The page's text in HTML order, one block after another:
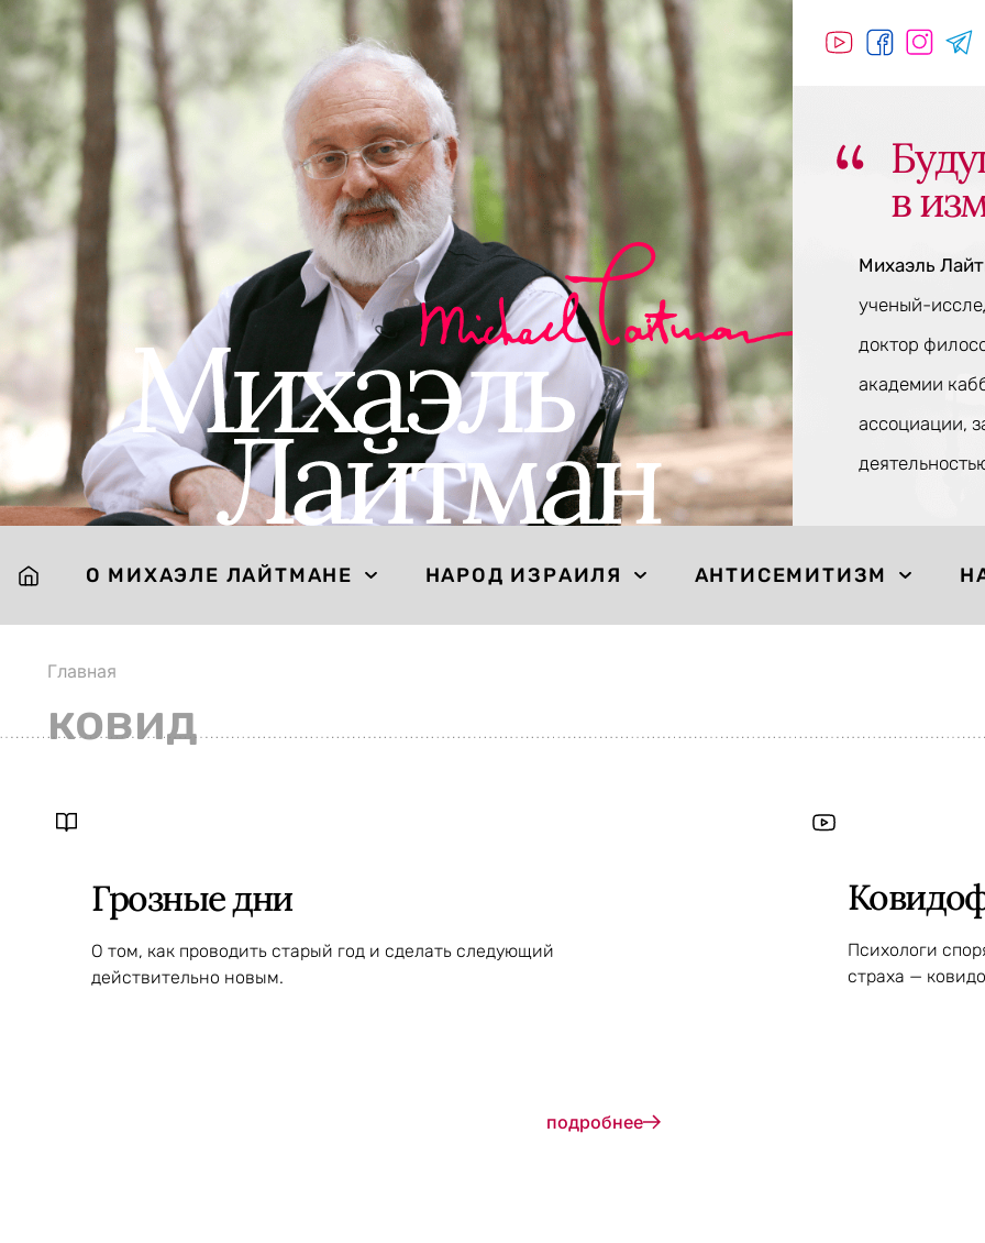
в
Михаэль
ученый-
доктор
академии
ассоциации,
О МИХАЭЛЕ ЛАЙТМАНЕ НАРОД ИЗРАИЛЯ АНТИСЕМИТИЗМ
Главная
ковид
Грозные дни
О том, как проводить старый год и сделать следующий
действительно новым.
подробнее
Психологи
страха —